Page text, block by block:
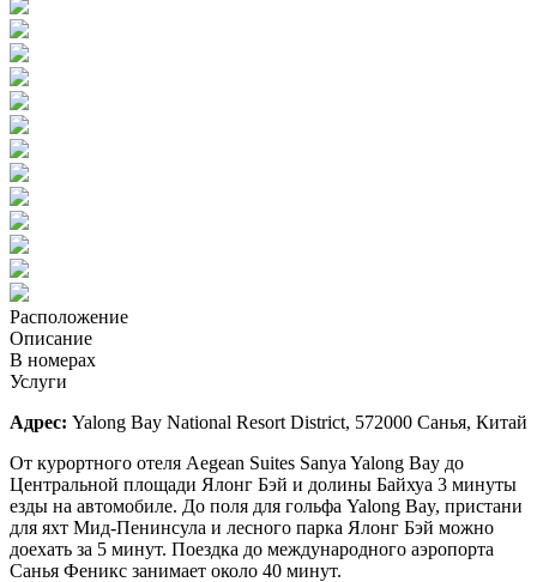
Расположение
Описание
В номерах
Услуги
Адрес: Yalong Bay National Resort District, 572000 Санья, Китай
От курортного отеля Aegean Suites Sanya Yalong Bay до
Центральной площади Ялонг Бэй и долины Байхуа 3 минуты
езды на автомобиле. До поля для гольфа Yalong Bay, пристани
для яхт Мид-Пенинсула и лесного парка Ялонг Бэй можно
доехать за 5 минут. Поездка до международного аэропорта
Санья Феникс занимает около 40 минут.